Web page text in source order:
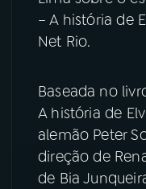
PODCASTS
07ÚLTIMAS
PRÊMIO RÁDIO
– A história de
Net Rio.
Baseada no
A história de
alemão Peter
direção de
de Bia